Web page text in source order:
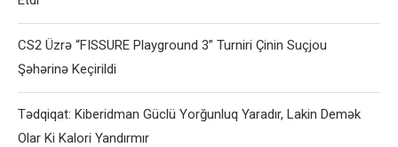
CS2 Üzrə “FISSURE Playground 3” Turniri Çinin Suçjou
Şəhərinə Keçirildi
Tədqiqat: Kiberidman Güclü Yorğunluq Yaradır, Lakin Demək
Olar Ki Kalori Yandırmır